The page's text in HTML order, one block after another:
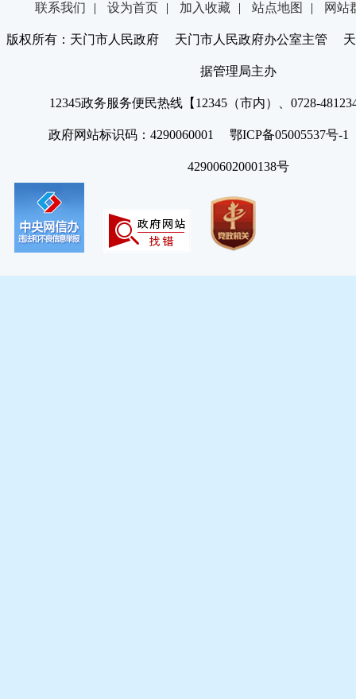
联系我们 | 设为首页 | 加入收藏 | 站点地图 | 网站
版权所有：天门市人民政府 天门市人民政府办公室主管 天
据管理局主办
12345政务服务便民热线【12345（市内）、0728-
政府网站标识码：4290060001 鄂ICP备05005537号
42900602000138号